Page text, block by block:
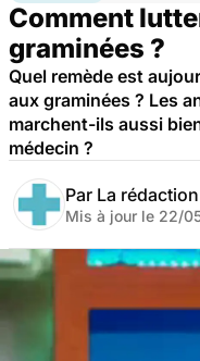
Comment
graminées ?
Quel remède est
aux graminées ? Les
marchent-ils aussi
médecin ?
Par La
Mis à jour le 22/